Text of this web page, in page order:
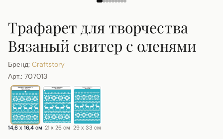
Трафарет для творчества
Вязаный свитер с оленями
Бренд: Craftstory
Арт.: 707013
14,6 х 16,4 см 21 х 26 см 29 х 33 см